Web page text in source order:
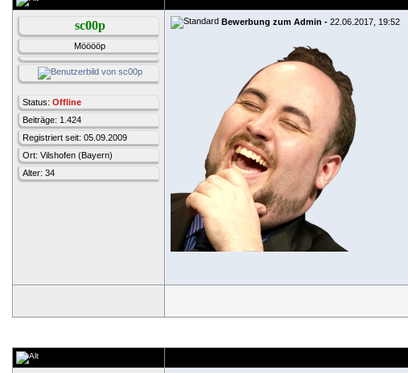
sc00p
Mööööp
Status: Offline
Beiträge: 1.424
Registriert seit: 05.09.2009
Ort: Vilshofen (Bayern)
Alter: 34
Bewerbung zum Admin - 22.06.2017, 19:52